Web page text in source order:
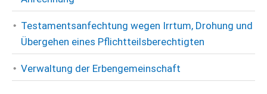
Testamentsanfechtung wegen Irrtum, Drohung und
Übergehen eines Pflichtteilsberechtigten
Verwaltung der Erbengemeinschaft